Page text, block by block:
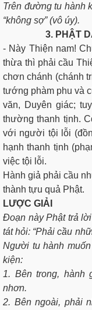
Trên đường tu hành
“không sợ” (vô úy).
3. PHẬT
- Này Thiện nam!
thừa thì phải cầu
chơn chánh (chánh
tướng phàm phu và
văn, Duyên giác;
thường thanh tịnh.
với người tội lỗi
hạnh thanh tịnh
việc tội lỗi.
Hành giả phải cầu
thành tựu quả Phật.
LƯỢC GIẢI
Ðoạn này Phật trả
tát hỏi: “Phải cầu
Người tu hành
kiện:
1. Bên trong, hành
nhơn.
2. Bên ngoài, phải